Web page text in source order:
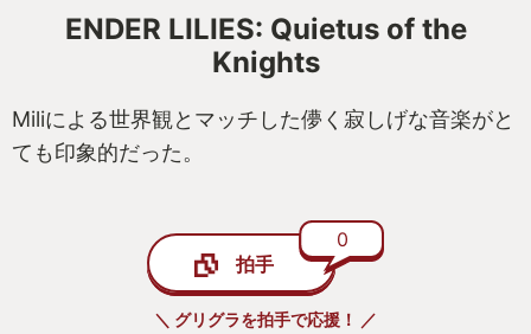
ENDER LILIES: Quietus of the
Knights
Miliによる世界観とマッチした儚く寂しげな音楽がと
ても印象的だった。
拍手
0
＼ グリグラを拍手で応援！ ／